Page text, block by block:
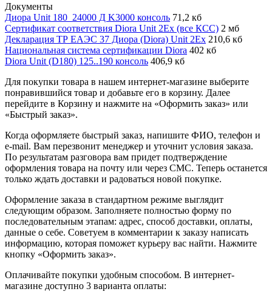
Документы
Диора Unit 180_24000 Д K3000 консоль 71,2 кб
Сертификат соответствия Diora Unit 2Ex (все КСС) 2 мб
Декларация ТР ЕАЭС 37 Диора (Diora) Unit 2Ex 210,6 кб
Национальная система сертификации Diora 402 кб
Diora Unit (D180) 125..190 консоль 406,9 кб
Для покупки товара в нашем интернет-магазине выберите
понравившийся товар и добавьте его в корзину. Далее
перейдите в Корзину и нажмите на «Оформить заказ» или
«Быстрый заказ».
Когда оформляете быстрый заказ, напишите ФИО, телефон и
e-mail. Вам перезвонит менеджер и уточнит условия заказа.
По результатам разговора вам придет подтверждение
оформления товара на почту или через СМС. Теперь останется
только ждать доставки и радоваться новой покупке.
Оформление заказа в стандартном режиме выглядит
следующим образом. Заполняете полностью форму по
последовательным этапам: адрес, способ доставки, оплаты,
данные о себе. Советуем в комментарии к заказу написать
информацию, которая поможет курьеру вас найти. Нажмите
кнопку «Оформить заказ».
Оплачивайте покупки удобным способом. В интернет-
магазине доступно 3 варианта оплаты: